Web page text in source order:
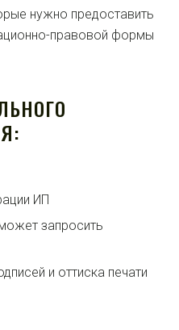
нужно предоставить
правовой формы
ИП
запросить
и оттиска печати